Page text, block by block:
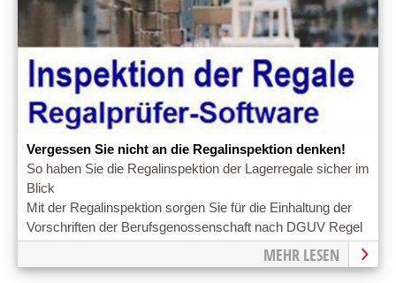
Vergessen Sie nicht an die Regalinspektion denken!
So haben Sie die Regalinspektion der Lagerregale sicher im
Blick
Mit der Regalinspektion sorgen Sie für die Einhaltung der
Vorschriften der Berufsgenossenschaft nach DGUV Regel
MEHR LESEN